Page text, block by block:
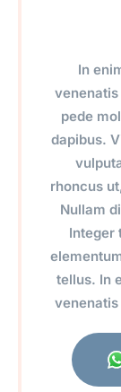
In
pede
dapibus.
rhoncus
Nullam
Integer
tellus. In